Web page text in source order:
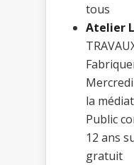
tous
Atelier
la
Public
12 ans
gratuit